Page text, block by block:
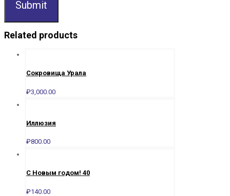
Related products
Сокровища Урала
₽3,000.00
Иллюзия
₽800.00
С Новым годом! 40
₽140.00